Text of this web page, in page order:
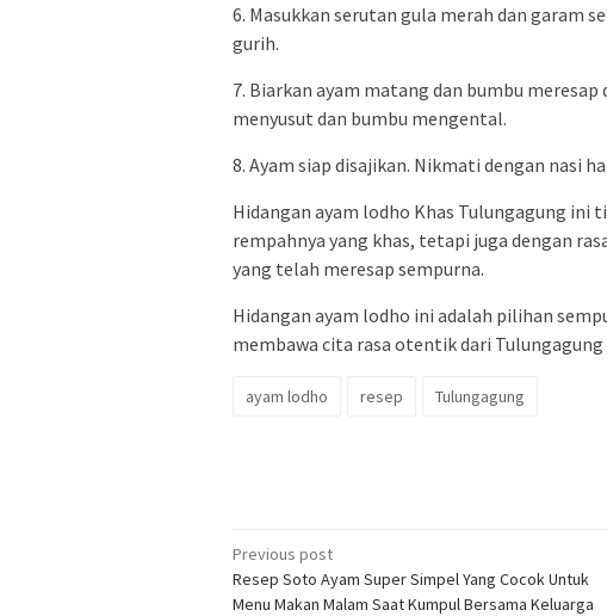
6. Masukkan serutan gula merah dan garam
gurih.
7. Biarkan ayam matang dan bumbu
menyusut dan bumbu mengental.
8. Ayam siap disajikan. Nikmati dengan nasi
Hidangan ayam lodho Khas Tulungagung ini
rempahnya yang khas, tetapi juga dengan
yang telah meresap sempurna.
Hidangan ayam lodho ini adalah pilihan
membawa cita rasa otentik dari
ayam lodho resep Tulungagung
Post
navigation
Previous post
Resep Soto Ayam Super Simpel Yang Cocok Untuk
Menu Makan Malam Saat Kumpul Bersama Keluarga